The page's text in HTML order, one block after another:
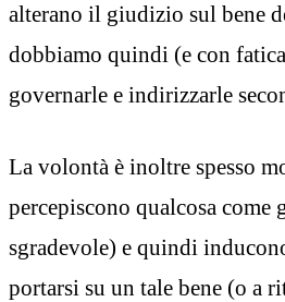
alterano il giudizio sul bene
dobbiamo quindi (e con
governarle e indirizzarle
La volontà è inoltre spesso
percepiscono qualcosa come
sgradevole) e quindi
portarsi su un tale bene (o a